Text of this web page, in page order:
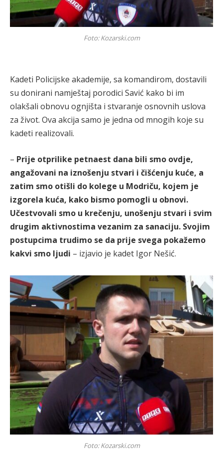
Foto: Kozarski.com
Kadeti Policijske akademije, sa komandirom, dostavili
su donirani namještaj porodici Savić kako bi im
olakšali obnovu ognjišta i stvaranje osnovnih uslova
za život. Ova akcija samo je jedna od mnogih koje su
kadeti realizovali.
– Prije otprilike petnaest dana bili smo ovdje,
angažovani na iznošenju stvari i čišćenju kuće, a
zatim smo otišli do kolege u Modriču, kojem je
izgorela kuća, kako bismo pomogli u obnovi.
Učestvovali smo u krečenju, unošenju stvari i svim
drugim aktivnostima vezanim za sanaciju. Svojim
postupcima trudimo se da prije svega pokažemo
kakvi smo ljudi – izjavio je kadet Igor Nešić.
Foto: Kozarski.com